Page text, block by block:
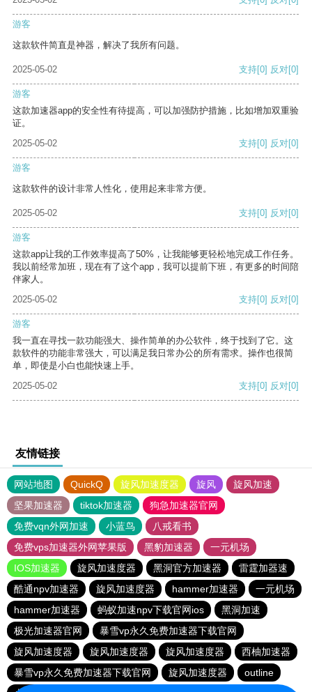
游客
这款软件简直是神器，解决了我所有问题。
2025-05-02 支持[0] 反对[0]
游客
这款加速器app的安全性有待提高，可以加强防护措施，比如增加双重验
证。
2025-05-02
支持[0] 反对[0]
游客
这款软件的设计非常人性化，使用起来非常方便。
2025-05-02 支持[0] 反对[0]
游客
这款app让我的工作效率提高了50%，让我能够更轻松地完成工作任务。
我以前经常加班，现在有了这个app，我可以提前下班，有更多的时间陪
伴家人。
2025-05-02
支持[0] 反对[0]
游客
我一直在寻找一款功能强大、操作简单的办公软件，终于找到了它。这
款软件的功能非常强大，可以满足我日常办公的所有需求。操作也很简
单，即使是小白也能快速上手。
2025-05-02
支持[0] 反对[0]
友情链接
网站地图 QuickQ 旋风加速度器 旋风
旋风加速
坚果加速器
tiktok加速器
狗急加速器官网
免费vqn外网加速
小蓝鸟
八戒看书
免费vps加速器外网苹果版
黑豹加速器
一元机场
IOS加速器
旋风加速度器 黑洞官方加速器
雷霆加器速
酷通npv加速器
旋风加速度器 hammer加速器
一元机场
hammer加速器
蚂蚁加速npv下载官网ios
黑洞加速
极光加速器官网
暴雪vp永久免费加速器下载官网
旋风加速度器
旋风加速度器 旋风加速度器
西柚加速器
暴雪vp永久免费加速器下载官网
旋风加速度器
outline